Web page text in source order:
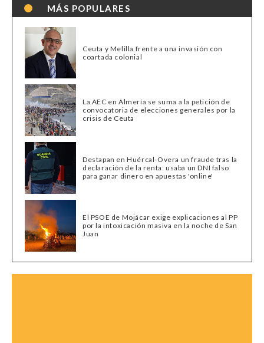
MÁS POPULARES
Ceuta y Melilla frente a una invasión con
coartada colonial
La AEC en Almería se suma a la petición de
convocatoria de elecciones generales por la
crisis de Ceuta
Destapan en Huércal-Overa un fraude tras la
declaración de la renta: usaba un DNI falso
para ganar dinero en apuestas 'online'
El PSOE de Mojácar exige explicaciones al PP
por la intoxicación masiva en la noche de San
Juan